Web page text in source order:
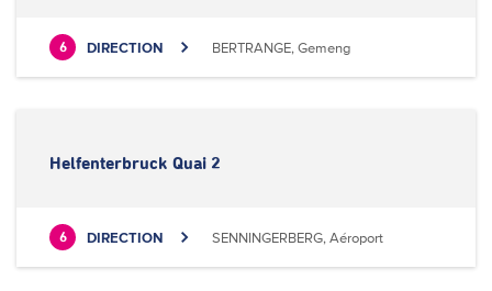
6 DIRECTION BERTRANGE, Gemeng
Helfenterbruck Quai 2
6 DIRECTION SENNINGERBERG, Aéroport